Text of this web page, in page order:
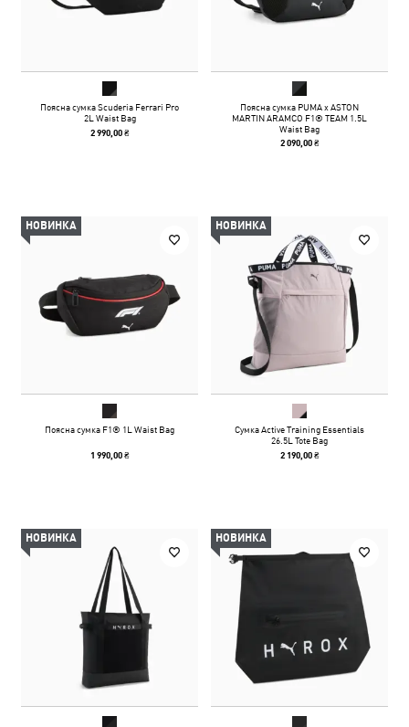
Поясна сумка Scuderia Ferrari Pro
2L Waist Bag
2 990,00 ₴
Поясна сумка PUMA x ASTON
MARTIN ARAMCO F1® TEAM 1.5L
Waist Bag
2 090,00 ₴
НОВИНКА
Поясна сумка F1® 1L Waist Bag
1 990,00 ₴
НОВИНКА
Сумка Active Training Essentials
26.5L Tote Bag
2 190,00 ₴
НОВИНКА НОВИНКА